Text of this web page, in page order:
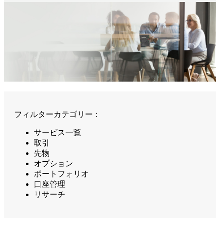
フィルターカテゴリー：
サービス一覧
取引
先物
オプション
ポートフォリオ
口座管理
リサーチ